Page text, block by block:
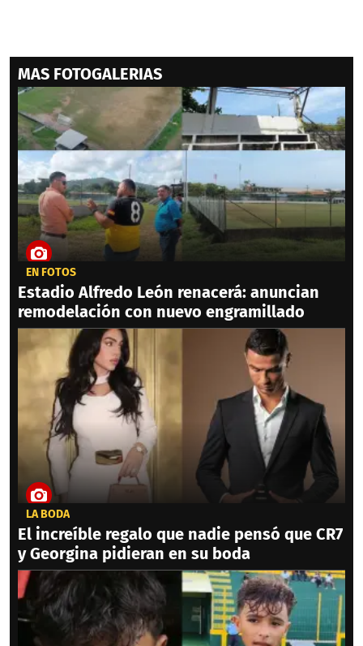
MAS FOTOGALERIAS
EN FOTOS
Estadio Alfredo León renacerá: anuncian
remodelación con nuevo engramillado
LA BODA
El increíble regalo que nadie pensó que CR7
y Georgina pidieran en su boda